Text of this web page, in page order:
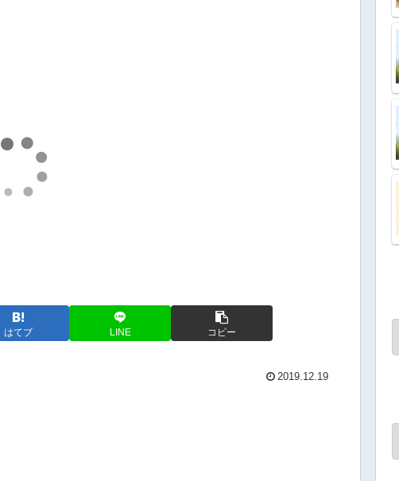
はてブ LINE コピー
2019.12.19